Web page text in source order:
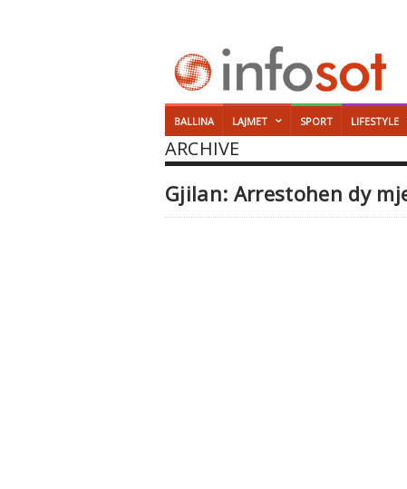
BALLINA LAJMET SPORT LIFESTYLE
ARCHIVE
Gjilan: Arrestohen dy